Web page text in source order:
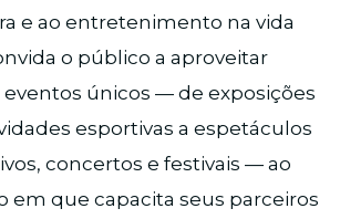
e ao entretenimento na vida
o público a aproveitar
eventos únicos — de exposições
esportivas a espetáculos
concertos e festivais — ao
em que capacita seus parceiros